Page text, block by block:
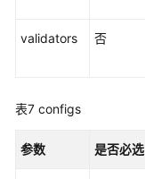
量
据
validators 否
表7 configs
参数 是否必选